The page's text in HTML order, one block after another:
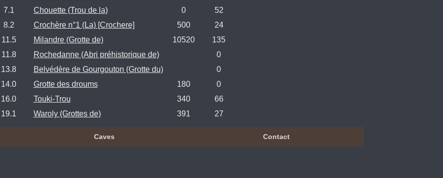
7.1
Chouette (Trou de la) 0
52
8.2
Crochère n°1 (La) [Crochere] 500
24
11.5
Milandre (Grotte de) 10520
135
11.8
Rochedanne (Abri préhistorique de)
0
13.8
Belvédère de Gourgouton (Grotte du)
0
14.0
Grotte des droums 180
0
16.0
Touki-Trou 340
66
19.1
Waroly (Grottes de) 391 27
Caves Contact